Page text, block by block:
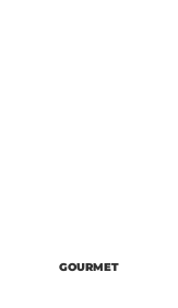
GOURMET